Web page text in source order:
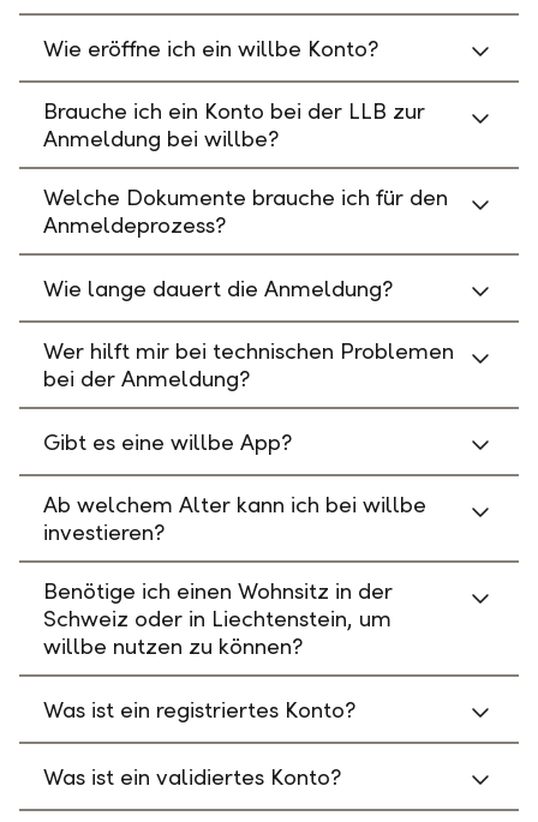
Wie eröffne ich ein willbe Konto?
Brauche ich ein Konto bei der LLB zur
Anmeldung bei willbe?
Welche Dokumente brauche ich für den
Anmeldeprozess?
Wie lange dauert die Anmeldung?
Wer hilft mir bei technischen Problemen
bei der Anmeldung?
Gibt es eine willbe App?
Ab welchem Alter kann ich bei willbe
investieren?
Benötige ich einen Wohnsitz in der
Schweiz oder in Liechtenstein, um
willbe nutzen zu können?
Was ist ein registriertes Konto?
Was ist ein validiertes Konto?